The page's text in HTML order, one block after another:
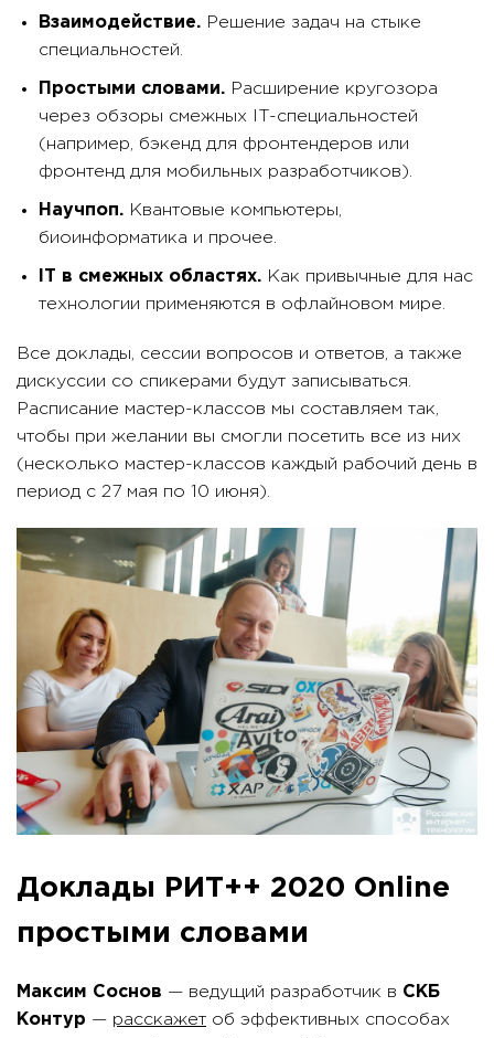
Взаимодействие. Решение задач на стыке
специальностей.
Простыми словами. Расширение кругозора
через обзоры смежных IT-специальностей
(например, бэкенд для фронтендеров или
фронтенд для мобильных разработчиков).
Научпоп. Квантовые компьютеры,
биоинформатика и прочее.
IT в смежных областях. Как привычные для нас
технологии применяются в офлайновом мире.
Все доклады, сессии вопросов и ответов, а также
дискуссии со спикерами будут записываться.
Расписание мастер-классов мы составляем так,
чтобы при желании вы смогли посетить все из них
(несколько мастер-классов каждый рабочий день в
период с 27 мая по 10 июня).
Доклады РИТ++ 2020 Online
простыми словами
Максим Соснов — ведущий разработчик в СКБ
Контур — расскажет об эффективных способах